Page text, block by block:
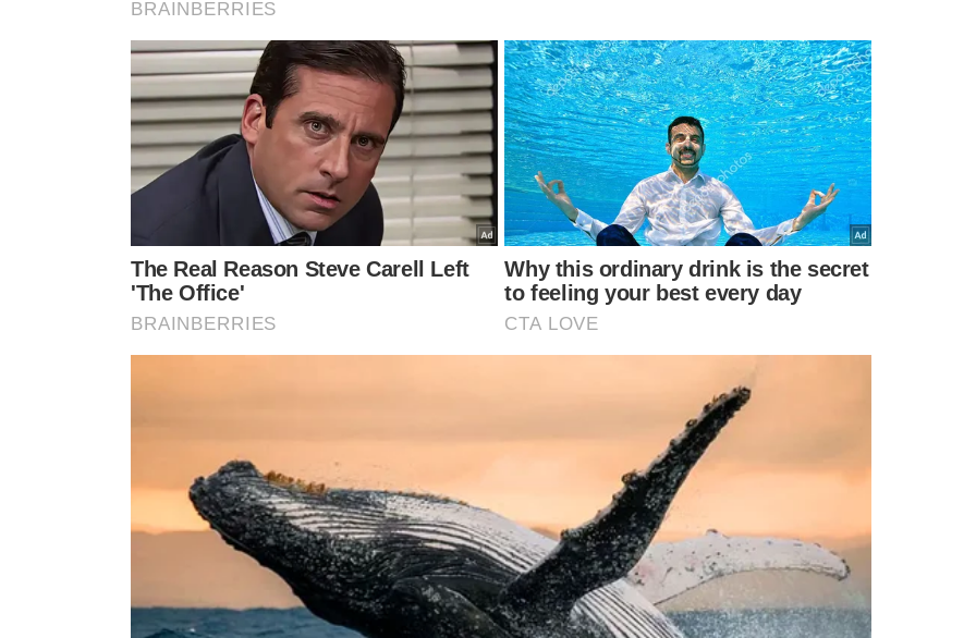
Entre os 26 convocados, destaque para o retorno de Casemiro, fora da Seleção desde outubro de 2023, e a
presença de cinco atletas do Flamengo: Gerson, Pedro, Léo Ortiz, Danilo e Alex Sandro. O atacante Raphinha,
suspenso da primeira partida por acúmulo de cartões, também foi incluído na lista.
Hugo Souza (Corinthians)
Vanderson (Monaco)
Carlos Augusto (Inter de Milão)